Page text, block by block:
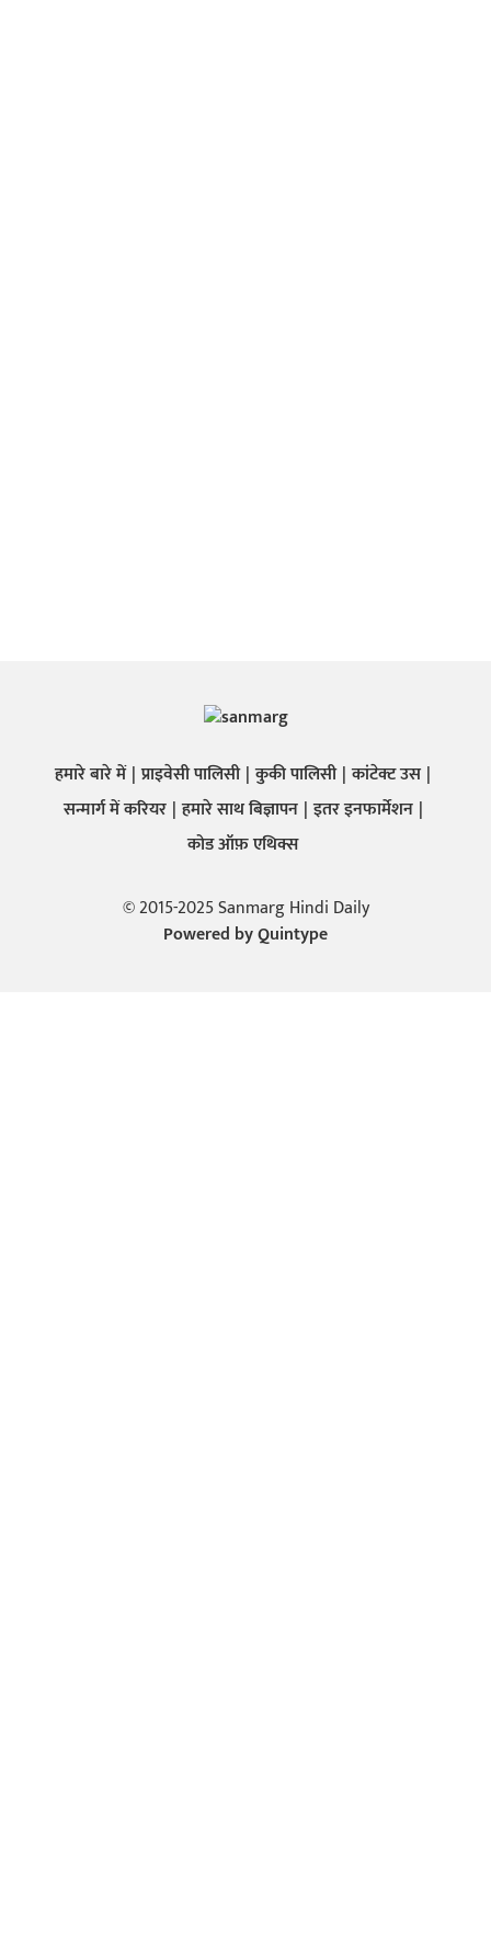
हमारे बारे में प्राइवेसी पालिसी कुकी पालिसी कांटेक्ट उस
सन्मार्ग में करियर हमारे साथ बिज्ञापन इतर इनफार्मेशन
कोड ऑफ़ एथिक्स
© 2015-2025 Sanmarg Hindi Daily
Powered byQuintype